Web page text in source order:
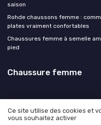
saison
Rohde chaussons femme :
plates vraiment confortables
Chaussures femme à semelle
pied
Chaussure femme
Mentions légales
Ce site utilise des cookies et
vous souhaitez activer